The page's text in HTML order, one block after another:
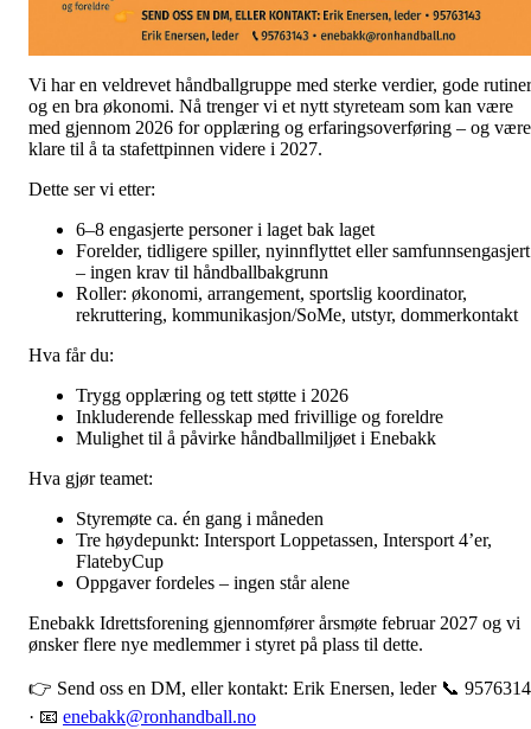
Vi har en veldrevet håndballgruppe med sterke verdier, gode rutiner
og en bra økonomi. Nå trenger vi et nytt styreteam som kan være
med gjennom 2026 for opplæring og erfaringsoverføring – og være
klare til å ta stafettpinnen videre i 2027.
Dette ser vi etter:
6–8 engasjerte personer i laget bak laget
Forelder, tidligere spiller, nyinnflyttet eller samfunnsengasjert
– ingen krav til håndballbakgrunn
Roller: økonomi, arrangement, sportslig koordinator,
rekruttering, kommunikasjon/SoMe, utstyr, dommerkontakt
Hva får du:
Trygg opplæring og tett støtte i 2026
Inkluderende fellesskap med frivillige og foreldre
Mulighet til å påvirke håndballmiljøet i Enebakk
Hva gjør teamet:
Styremøte ca. én gang i måneden
Tre høydepunkt: Intersport Loppetassen, Intersport 4’er,
FlatebyCup
Oppgaver fordeles – ingen står alene
Enebakk Idrettsforening gjennomfører årsmøte februar 2027 og vi
ønsker flere nye medlemmer i styret på plass til dette.
👉 Send oss en DM, eller kontakt: Erik Enersen, leder 📞
· 📧 enebakk@ronhandball.no